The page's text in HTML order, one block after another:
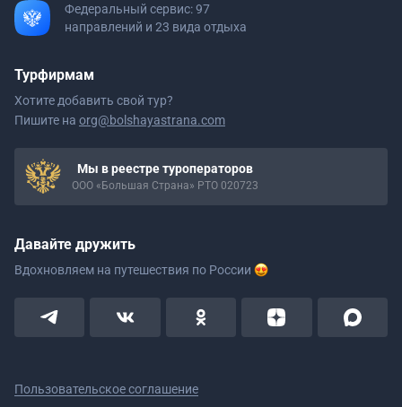
Федеральный сервис: 97
направлений и 23 вида отдыха
Турфирмам
Хотите добавить свой тур?
Пишите на org@bolshayastrana.com
Мы в реестре туроператоров
ООО «Большая Страна» РТО 020723
Давайте дружить
Вдохновляем на путешествия по России
Пользовательское соглашение